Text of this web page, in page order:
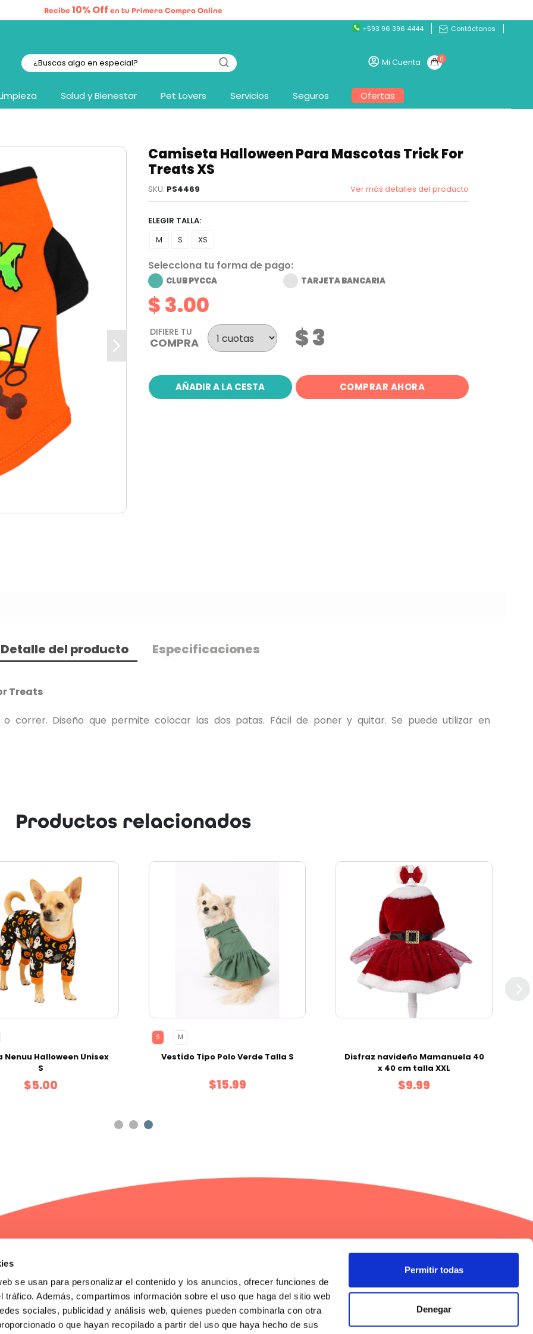
se usan para personalizar el contenido y los anuncios, ofrecer funciones de
tráfico. Además, compartimos información sobre el uso que haga del sitio web
sociales, publicidad y análisis web, quienes pueden combinarla con otra
o que hayan recopilado a partir del uso que haya hecho de sus
Permitir todas
Denegar
Recibe10% Off en tu Primera Compra Online
+593 96 396 4444
Contáctanos
Mi Cuenta 0
Salud y Bienestar Pet Lovers Servicios Seguros Ofertas
Camiseta Halloween Para Mascotas Trick For
Treats XS
PS4469 Ver más detalles del producto
TALLA
M
S XS
Selecciona tu forma de pago:
CLUB PYCCA TARJETA BANCARIA
$ 3.00
DIFIERE TU
COMPRA $ 3
AÑADIR A LA CESTA COMPRAR
Detalle del producto Especificaciones
Treats
correr. Diseño que permite colocar las dos patas. Fácil de poner y quitar. Se puede utilizar en
Productos relacionados
Nenuu Halloween Unisex
S
$5.00
S M
Vestido Tipo Polo Verde Talla S
$15.99
Disfraz navideño Mamanuela 40
x 40 cm talla XXL
$9.99
Next
Servicio al cliente
Contáctanos
Garantía , cambios y devoluciones
Compras y pagos
Mis pedidos
Términos y condiciones
Términos y condiciones Referidos